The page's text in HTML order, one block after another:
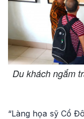
Du khách ngắm
“Làng họa sỹ Cổ